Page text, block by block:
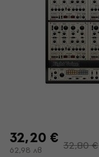
32,20 €
62,98 лв 32,80 €